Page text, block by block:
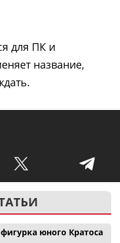
для ПК и
название,
юного Кратоса